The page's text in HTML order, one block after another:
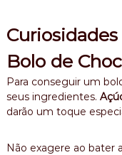
Bolo de
Para conseguir um
seus ingredientes.
darão um toque
Não exagere ao bater